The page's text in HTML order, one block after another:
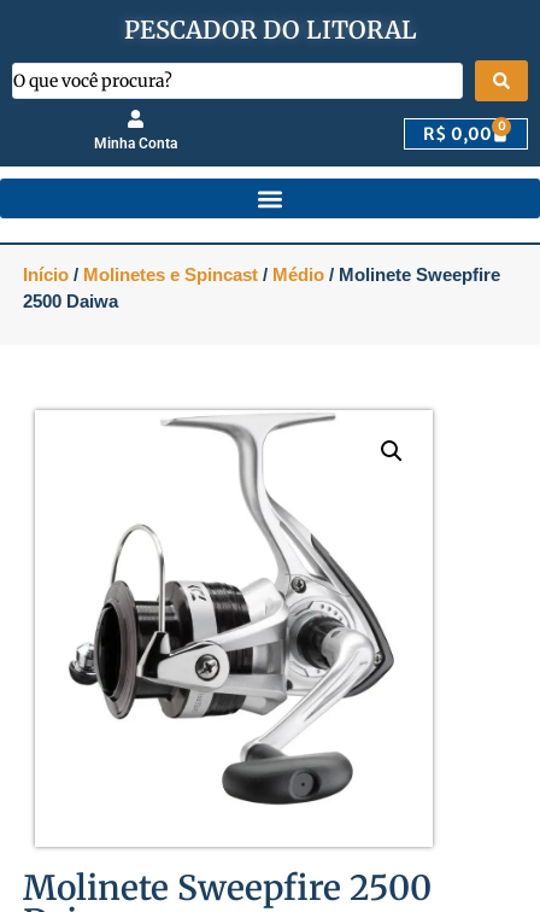
PESCADOR DO LITORAL
Minha Conta R$ 0,00 0
Início/ Molinetes e Spincast/ Médio/ Molinete Sweepfire
2500 Daiwa
Molinete Sweepfire 2500